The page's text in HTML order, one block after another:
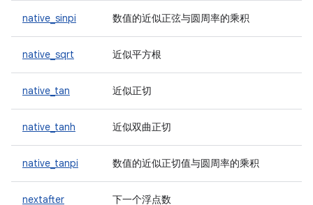
native_sinpi 数值的近似正弦与圆周率的乘积
native_sqrt 近似平方根
native_tan 近似正切
native_tanh 近似双曲正切
native_tanpi 数值的近似正切值与圆周率的乘积
nextafter 下一个浮点数